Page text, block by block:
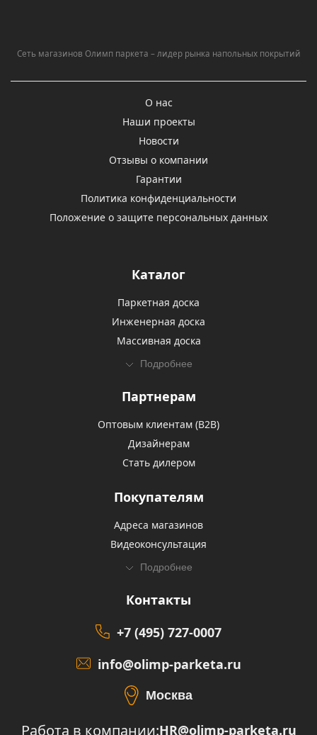
Сеть магазинов Олимп паркета – лидер рынка напольных покрытий
О нас
Наши проекты
Новости
Отзывы о компании
Гарантии
Политика конфиденциальности
Положение о защите персональных данных
Каталог
Паркетная доска
Инженерная доска
Массивная доска
Подробнее
Партнерам
Оптовым клиентам (В2В)
Дизайнерам
Стать дилером
Покупателям
Адреса магазинов
Видеоконсультация
Подробнее
Контакты
+7 (495) 727-0007
info@olimp-parketa.ru
Москва
Работа в компании:HR@olimp-parketa.ru